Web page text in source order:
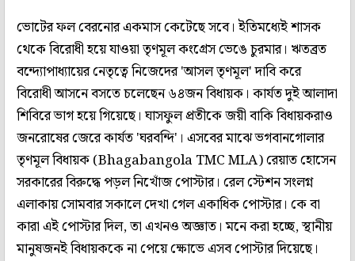
ভোটের ফল বেরনোর একমাস কেটেছে সবে। ইতিমধ্যেই শাসক
থেকে বিরোধী হয়ে যাওয়া তৃণমূল কংগ্রেস ভেঙে চুরমার। ঋতব্রত
বন্দ্যোপাধ্যায়ের নেতৃত্বে নিজেদের 'আসল তৃণমূল' দাবি করে
বিরোধী আসনে বসতে চলেছেন ৬৪জন বিধায়ক। কার্যত দুই আলাদা
শিবিরে ভাগ হয়ে গিয়েছে। ঘাসফুল প্রতীকে জয়ী বাকি বিধায়করাও
জনরোষের জেরে কার্যত 'ঘরবন্দি'। এসবের মাঝে ভগবানগোলার
তৃণমূল বিধায়ক (Bhagabangola TMC MLA) রেয়াত হোসেন
সরকারের বিরুদ্ধে পড়ল নিখোঁজ পোস্টার। রেল স্টেশন সংলগ্ন
এলাকায় সোমবার সকালে দেখা গেল একাধিক পোস্টার। কে বা
কারা এই পোস্টার দিল, তা এখনও অজ্ঞাত। মনে করা হচ্ছে, স্থানীয়
মানুষজনই বিধায়ককে না পেয়ে ক্ষোভে এসব পোস্টার দিয়েছে।